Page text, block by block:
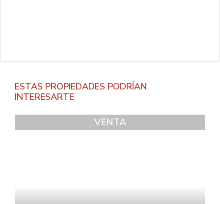
ESTAS PROPIEDADES PODRÍAN
INTERESARTE
VENTA